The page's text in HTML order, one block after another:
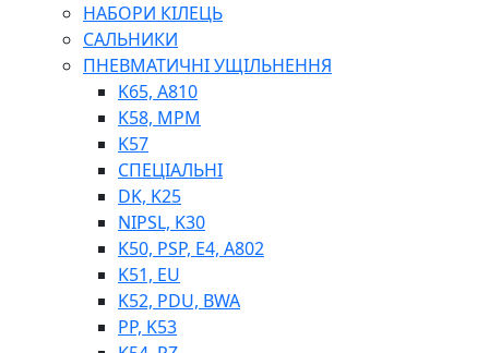
ТОСОЛ, АНТИФРИЗ
ОЛИВА-ПАЛИВО
ПОВІТРЯ-ВОДА
ДЛЯ ЗВАРЮВАННЯ
НАПІРНО-ВСМОКТУЮЧІ
ФІЛЬТРИ ДЛЯ ПАЛЬНОГО
НАБОРИ КІЛЕЦЬ
САЛЬНИКИ
ПНЕВМАТИЧНІ УЩІЛЬНЕННЯ
K65, A810
K58, MPM
K57
СПЕЦІАЛЬНІ
DK, K25
NIPSL, K30
K50, PSP, E4, A802
K51, EU
K52, PDU, BWA
PP, K53